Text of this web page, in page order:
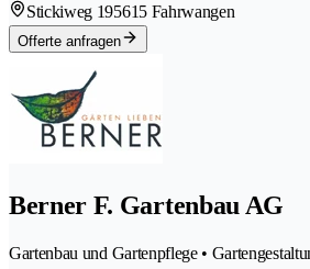
Stickiweg 195615 Fahrwangen
Offerte anfragen
Berner F. Gartenbau AG
Gartenbau und Gartenpflege •